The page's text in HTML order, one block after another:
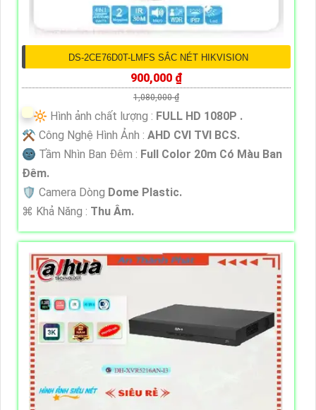
DS-2CE76D0T-LMFS SẮC NÉT HIKVISION
900,000 ₫
1,080,000 ₫
🔆 Hình ảnh chất lượng : FULL HD 1080P .
⚒ Công Nghệ Hình Ảnh : AHD CVI TVI BCS.
🌚 Tầm Nhìn Ban Đêm : Full Color 20m Có Màu Ban
Đêm.
🛡 Camera Dòng Dome Plastic.
️⌘ Khả Năng : Thu Âm.